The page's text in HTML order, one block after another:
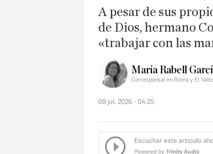
A pesar de sus
de Dios, hermano
«trabajar con las
María Rabell
Corresponsal en Roma y El
09 jul. 2026 - 04:25